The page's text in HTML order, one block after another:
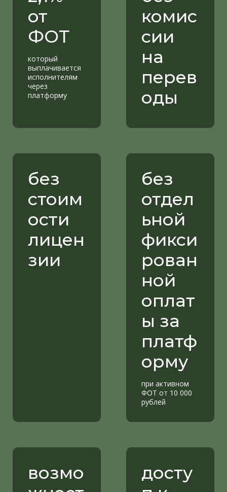
от
ФОТ
который
выплачивается
исполнителям
через
платформу
комис
сии
на
перев
оды
без
стоим
ости
лицен
зии
без
отдел
ьной
фикси
рован
ной
оплат
ы за
платф
орму
при активном
ФОТ от 10 000
рублей
возмо
досту